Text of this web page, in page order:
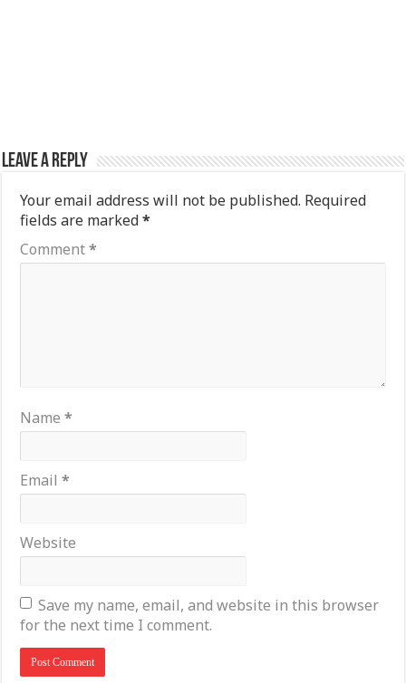
Leave a Reply
Your email address will not be published. Required
fields are marked*
Comment*
Name*
Email*
Website
Save my name, email, and website in this browser
for the next time I comment.